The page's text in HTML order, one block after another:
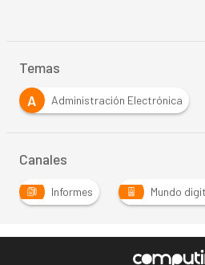
Temas
A Administración
Canales
Informes Mundo